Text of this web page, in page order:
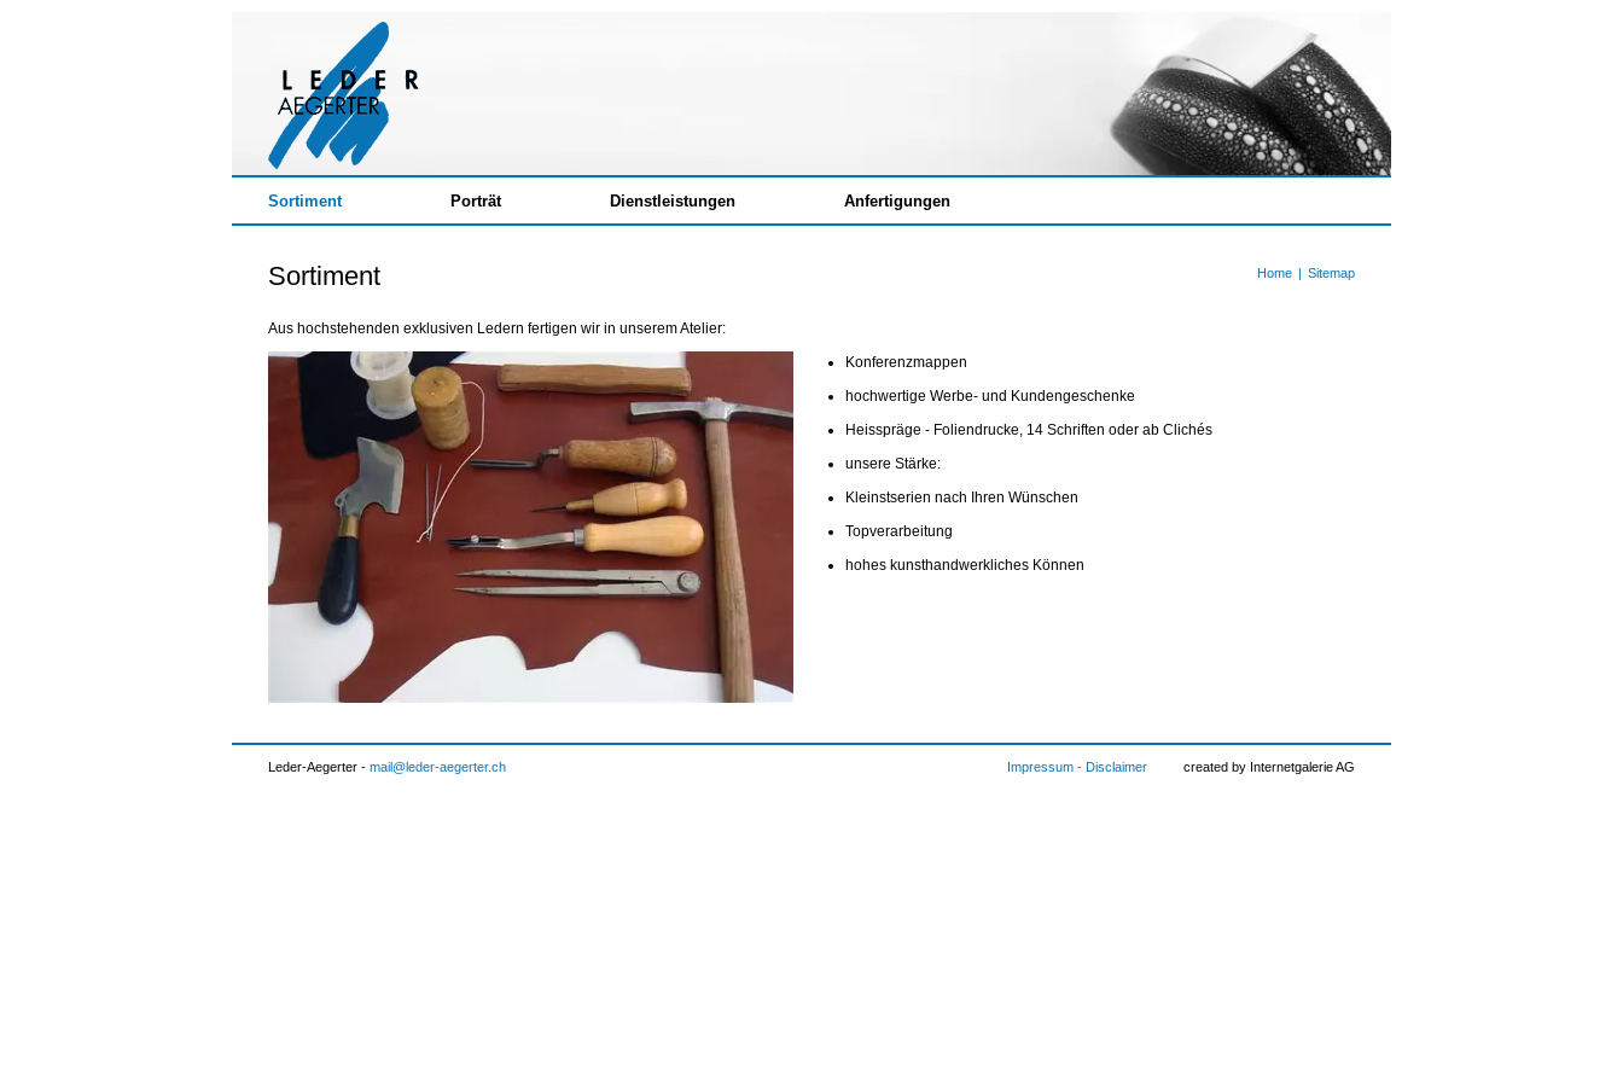
Sortiment Porträt Dienstleistungen Anfertigungen
Home Sitemap
Sortiment
Aus hochstehenden exklusiven Ledern fertigen wir in unserem Atelier:
Konferenzmappen
hochwertige Werbe- und Kundengeschenke
Heisspräge - Foliendrucke, 14 Schriften oder ab Clichés
unsere Stärke:
Kleinstserien nach Ihren Wünschen
Topverarbeitung
hohes kunsthandwerkliches Können
Leder-Aegerter - mail leder-aegerter.ch Impressum Disclaimer created by Internetgalerie AG